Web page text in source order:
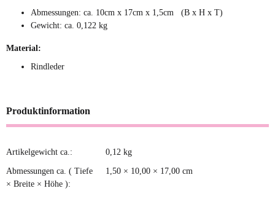
Abmessungen: ca. 10cm x 17cm x 1,5cm (B x H x T)
Gewicht: ca. 0,122 kg
Material:
Rindleder
Produktinformation
Produkteigenschaft
Wert
Artikelgewicht ca.: 0,12 kg
Abmessungen ca. ( Tiefe
× Breite × Höhe ):
1,50 × 10,00 × 17,00 cm